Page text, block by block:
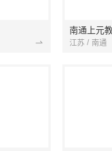
南通上元
江苏 / 南通